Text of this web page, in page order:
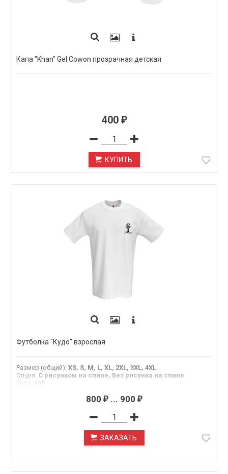
Капа "Khan" Gel Cowon прозрачная детская
400 ₽
КУПИТЬ
Футболка "Кудо" взрослая
Размер (общий): XS, S, M, L, XL, 2XL, 3XL, 4XL
Опция: С рисунком на спине, Без рисунка на спине
Рост 165
800 ₽... 900 ₽
ЗАКАЗАТЬ